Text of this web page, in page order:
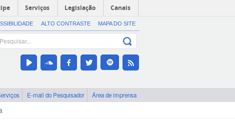
Serviços Legislação Canais
ALTO CONTRASTE MAPA DO SITE
E-mail do Pesquisador Área de imprensa